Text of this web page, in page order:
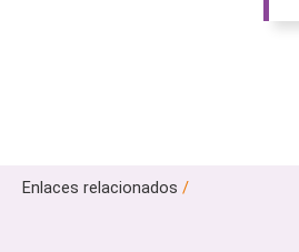
Enlaces relacionados /